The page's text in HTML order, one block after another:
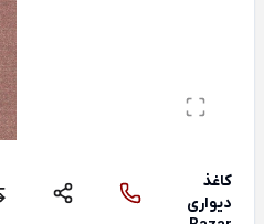
کاغذ
دیواری